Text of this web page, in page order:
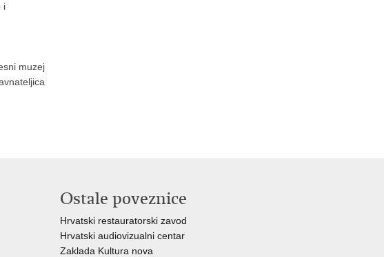
i
muzej
Ostale poveznice
Hrvatski restauratorski zavod
Hrvatski audiovizualni centar
Zaklada Kultura nova